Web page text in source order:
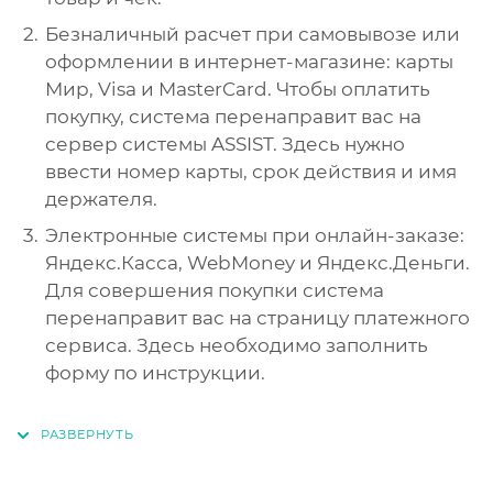
Безналичный расчет при самовывозе или
оформлении в интернет-магазине: карты
Мир, Visa и MasterCard. Чтобы оплатить
покупку, система перенаправит вас на
сервер системы ASSIST. Здесь нужно
ввести номер карты, срок действия и имя
держателя.
Электронные системы при онлайн-заказе:
Яндекс.Касса, WebMoney и Яндекс.Деньги.
Для совершения покупки система
перенаправит вас на страницу платежного
сервиса. Здесь необходимо заполнить
форму по инструкции.